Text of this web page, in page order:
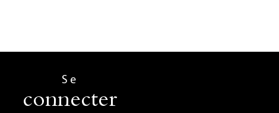
Se
connecter